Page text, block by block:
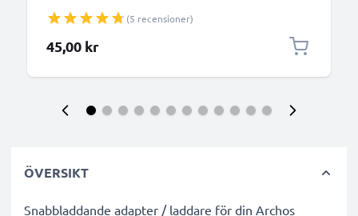
för surfplatta
(5 recensioner)
45,00 kr
ÖVERSIKT
Snabbladdande adapter / laddare för din Archos